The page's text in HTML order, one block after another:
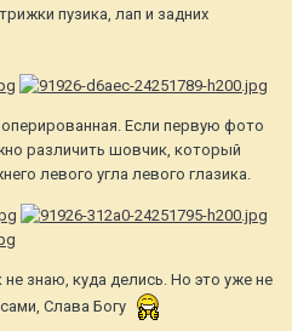
пузика, лап и задних
Если первую фото
различить шовчик, который
левого угла левого глазика.
не знаю, куда делись. Но это уже не
Слава Богу